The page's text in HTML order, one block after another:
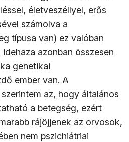
életveszéllyel, erős
számolva a
típusa van) ez valóban
azonban összesen
genetikai
ember van. A
az, hogy általános
a betegség, ezért
rájöjjenek az orvosok,
nem pszichiátriai